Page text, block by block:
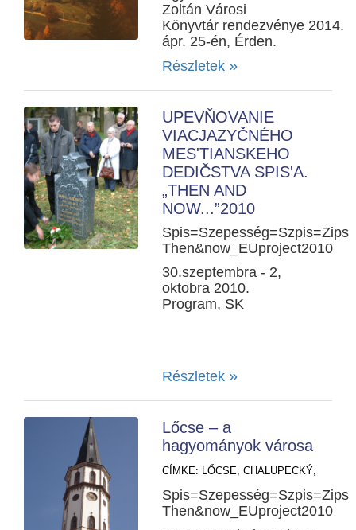
Zoltán Városi
Könyvtár rendezvénye 2014.
ápr. 25-én, Érden.
Részletek »
UPEVŇOVANIE
VIACJAZYČNÉHO
MES'TIANSKEHO
DEDIČSTVA SPIS'A.
„THEN AND
NOW...”2010
Spis=Szepesség=Szpis=Zips
Then&now_EUproject2010
30.szeptembra - 2,
oktobra 2010.
Program, SK
Részletek »
Lőcse – a
hagyományok városa
CÍMKE: LŐCSE,CHALUPECKÝ,
Spis=Szepesség=Szpis=Zips
Then&now_EUproject2010